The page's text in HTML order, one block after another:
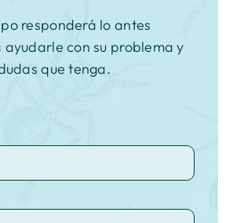
responderá lo antes
con su problema y
que tenga.